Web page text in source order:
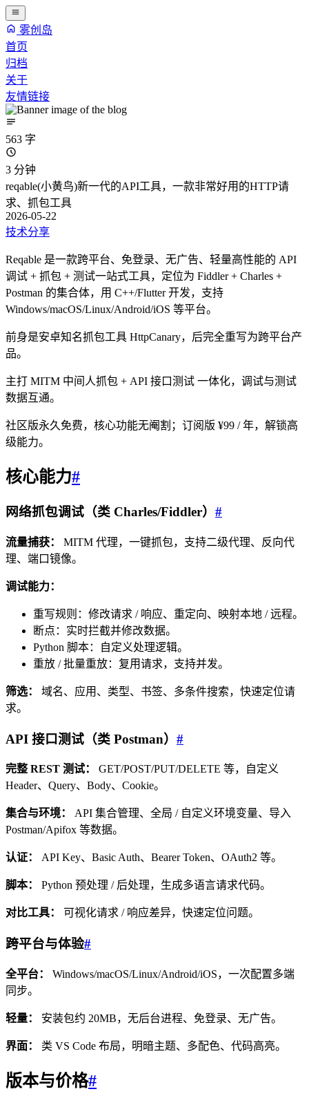
雾创岛
首页
归档
关于
友情链接
563 字
3 分钟
reqable(小黄鸟)新一代的API工具，一款非常好用的HTTP请
求、抓包工具
2026-05-22
技术分享
Reqable 是一款跨平台、免登录、无广告、轻量高性能的 API
调试 + 抓包 + 测试一站式工具，定位为 Fiddler + Charles +
Postman 的集合体，用 C++/Flutter 开发，支持
Windows/macOS/Linux/Android/iOS 等平台。
前身是安卓知名抓包工具 HttpCanary，后完全重写为跨平台产
品。
主打 MITM 中间人抓包 + API 接口测试 一体化，调试与测试
数据互通。
社区版永久免费，核心功能无阉割；订阅版 ¥99 / 年，解锁高
级能力。
核心能力#
网络抓包调试（类 Charles/Fiddler） #
流量捕获：
MITM 代理，一键抓包，支持二级代理、反向代
理、端口镜像。
调试能力：
重写规则：修改请求 / 响应、重定向、映射本地 / 远程。
断点：实时拦截并修改数据。
Python 脚本：自定义处理逻辑。
重放 / 批量重放：复用请求，支持并发。
筛选：
域名、应用、类型、书签、多条件搜索，快速定位请
求。
API 接口测试（类 Postman） #
完整 REST 测试：
GET/POST/PUT/DELETE 等，自定义
Header、Query、Body、Cookie。
集合与环境：
API 集合管理、全局 / 自定义环境变量、导入
Postman/Apifox 等数据。
认证： API Key、Basic Auth、Bearer Token、OAuth2 等。
脚本： Python 预处理 / 后处理，生成多语言请求代码。
对比工具： 可视化请求 / 响应差异，快速定位问题。
跨平台与体验#
全平台：
Windows/macOS/Linux/Android/iOS，一次配置多端
同步。
轻量： 安装包约 20MB，无后台进程、免登录、无广告。
界面： 类 VS Code 布局，明暗主题、多配色、代码高亮。
版本与价格#